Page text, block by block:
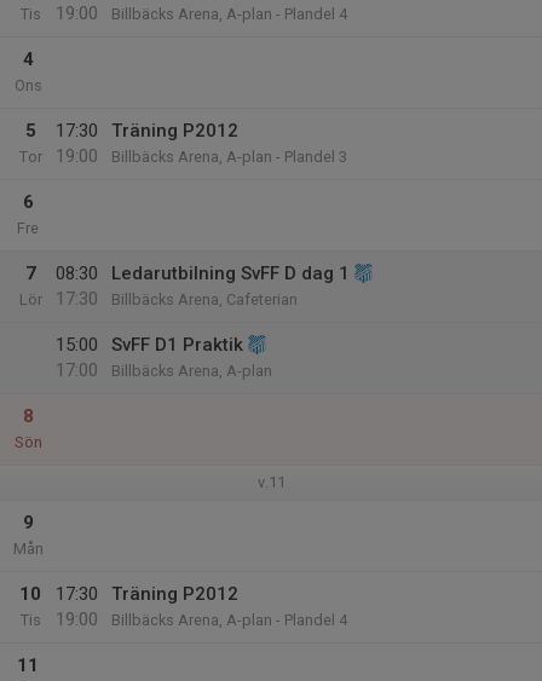
Tis
19:00
Billbäcks Arena, A-plan - Plandel 4
4
Ons
5
Tor
17:30
19:00
Träning P2012
Billbäcks Arena, A-plan - Plandel 3
6
Fre
7
Lör
08:30
17:30
Ledarutbilning SvFF D dag 1
Billbäcks Arena, Cafeterian
15:00
17:00
SvFF D1 Praktik
Billbäcks Arena, A-plan
8
Sön
v.11
9
Mån
10
Tis
17:30
19:00
Träning P2012
Billbäcks Arena, A-plan - Plandel 4
11